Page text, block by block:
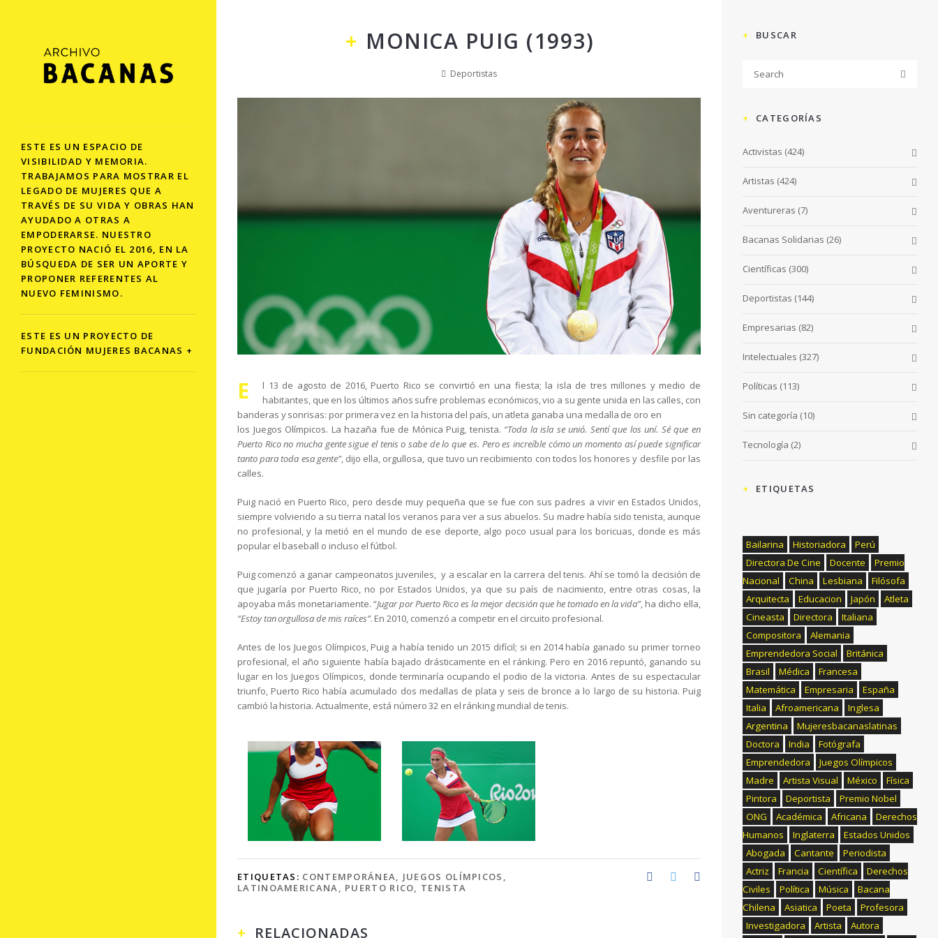
ESTE ES UN ESPACIO DE
VISIBILIDAD Y MEMORIA.
TRABAJAMOS PARA MOSTRAR EL
LEGADO DE MUJERES QUE A
TRAVÉS DE SU VIDA Y OBRAS HAN
AYUDADO A OTRAS A
EMPODERARSE. NUESTRO
PROYECTO NACIÓ EL 2016, EN LA
BÚSQUEDA DE SER UN APORTE Y
PROPONER REFERENTES AL
NUEVO FEMINISMO.
ESTE ES UN PROYECTO DE
FUNDACIÓN MUJERES BACANAS +
MONICA PUIG (1993)
Deportistas
E
l 13 de agosto de 2016, Puerto Rico se convirtió en una fiesta; la isla de tres millones y medio de
habitantes, que en los últimos años sufre problemas económicos, vio a su gente unida en las calles, con
banderas y sonrisas: por primera vez en la historia del país, un atleta ganaba una medalla de oro en
los Juegos Olímpicos. La hazaña fue de Mónica Puig, tenista. “Toda la isla se unió. Sentí que los uní. Sé que en
Puerto Rico no mucha gente sigue el tenis o sabe de lo que es. Pero es increíble cómo un momento así puede significar
tanto para toda esa gente”, dijo ella, orgullosa, que tuvo un recibimiento con todos los honores y desfile por las
calles.
Puig nació en Puerto Rico, pero desde muy pequeña que se fue con sus padres a vivir en Estados Unidos,
siempre volviendo a su tierra natal los veranos para ver a sus abuelos. Su madre había sido tenista, aunque
no profesional, y la metió en el mundo de ese deporte, algo poco usual para los boricuas, donde es más
popular el baseball o incluso el fútbol.
Puig comenzó a ganar campeonatos juveniles, y a escalar en la carrera del tenis. Ahí se tomó la decisión de
que jugaría por Puerto Rico, no por Estados Unidos, ya que su país de nacimiento, entre otras cosas, la
apoyaba más monetariamente. “Jugar por Puerto Rico es la mejor decisión que hetomado en la vida”, ha dicho ella,
“Estoy tan orgullosa de mis raíces”. En 2010, comenzó a competir en el circuito profesional.
Antes de los Juegos Olímpicos, Puig a había tenido un 2015 difícil; si en 2014 había ganado su primer torneo
profesional, el año siguiente había bajado drásticamente en el ránking. Pero en 2016 repuntó, ganando su
lugar en los Juegos Olímpicos, donde terminaría ocupando el podio de la victoria. Antes de su espectacular
triunfo, Puerto Rico había acumulado dos medallas de plata y seis de bronce a lo largo de su historia. Puig
cambió la historia. Actualmente, está número 32 en el ránking mundial de tenis.
ETIQUETAS: CONTEMPORÁNEA, JUEGOS OLÍMPICOS ,
LATINOAMERICANA, PUERTO RICO, TENISTA
RELACIONADAS
BUSCAR
CATEGORÍAS
Activistas (424)
Artistas (424)
Aventureras (7)
Bacanas Solidarias (26)
Científicas (300)
Deportistas (144)
Empresarias (82)
Intelectuales (327)
Políticas (113)
Sin categoría (10)
Tecnología (2)
ETIQUETAS
Bailarina Historiadora
Perú
Directora De Cine
Docente
Premio
Nacional
China Lesbiana
Filósofa
Arquitecta
Educacion Japón
Atleta
Cineasta
Directora
Italiana
Compositora
Alemania
Emprendedora Social
Británica
Brasil
Médica
Francesa
Matemática
Empresaria
España
Italia
Afroamericana
Inglesa
Argentina
Mujeresbacanaslatinas
Doctora
India
Fotógrafa
Emprendedora
Juegos Olímpicos
Madre
Artista Visual México
Física
Pintora
Deportista
Premio Nobel
ONG
Académica Africana
Derechos
Humanos
Inglaterra
Estados Unidos
Abogada
Cantante
Periodista
Actriz
Francia Científica
Derechos
Civiles
Política Música
Bacana
Chilena
Asiatica Poeta
Profesora
Investigadora
Artista
Autora